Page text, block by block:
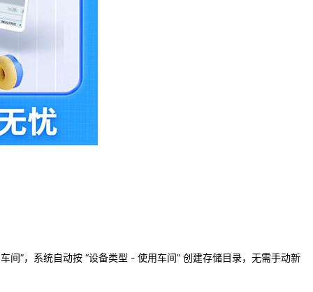
”，系统自动按 “设备类型 - 使用车间” 创建存储目录，无需手动新